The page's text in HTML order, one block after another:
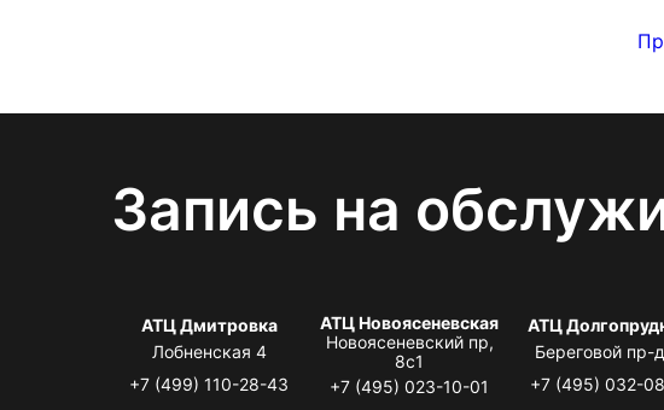
Запись на
АТЦ Дмитровка
Лобненская 4
+7 (499) 110-28-43
АТЦ Новоясеневская
Новоясеневский пр,
8с1
+7 (495) 023-10-01
АТЦ
Береговой пр-
+7 (495) 032-